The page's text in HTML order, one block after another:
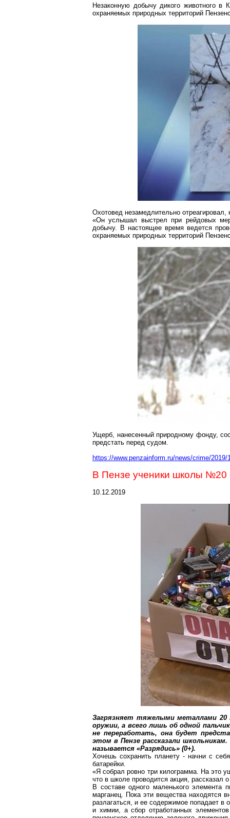
Незаконную добычу дикого животного в
охраняемых природных территорий
Охотовед незамедлительно отреагировал,
«Он услышал выстрел при рейдовых
добычу. В настоящее время ведется
охраняемых природных территорий
Ущерб, нанесенный природному фонду,
предстать перед судом.
https://www.penzainform.ru/news/crime/
В Пензе ученики школы №20
10.12.2019
Загрязняет тяжелыми металлами
оружии, а всего лишь об одной
не переработать, она будет
этом в Пензе рассказали
называется «Разрядись» (0+).
Хочешь сохранить планету - начни с
батарейки.
«Я собрал ровно три килограмма. На это
что в школе проводится акция, рассказал
В составе одного маленького элемента
марганец. Пока эти вещества находятся
разлагаться, и ее содержимое попадает
и химии, а сбор отработанных